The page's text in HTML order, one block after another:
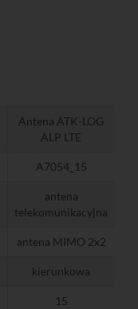
Antena ATK-LOG
ALP LTE
A7054_15
antena
telekomunikacyjna
antena MIMO 2x2
kierunkowa
15